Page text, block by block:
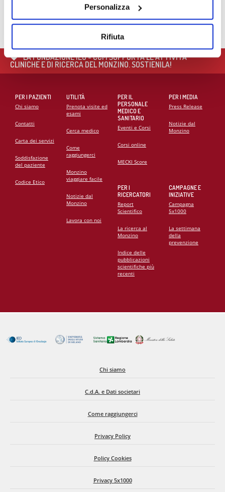
Personalizza
Rifiuta
PRENOTA UNA VISITA
LA FONDAZIONE IEO - CCM SUPPORTA LE ATTIVITÀ
CLINICHE E DI RICERCA DEL MONZINO. SOSTIENILA!
PER I PAZIENTI
Chi siamo
Contatti
Carta dei servizi
Soddisfazione
del paziente
Codice Etico
UTILITÀ
Prenota visite ed
esami
Cerca medico
Come
raggiungerci
Monzino
viaggiare facile
Notizie dal
Monzino
Lavora con noi
PER IL
PERSONALE
MEDICO E
SANITARIO
Eventi e Corsi
Corsi online
MECKI Score
PER I
RICERCATORI
Report
Scientifico
La ricerca al
Monzino
Indice delle
pubblicazioni
scientifiche più
recenti
PER I MEDIA
Press Release
Notizie dal
Monzino
CAMPAGNE E
INIZIATIVE
Campagna
5x1000
La settimana
della
prevenzione
Chi siamo
C.d.A. e Dati societari
Come raggiungerci
Privacy Policy
Policy Cookies
Privacy 5x1000